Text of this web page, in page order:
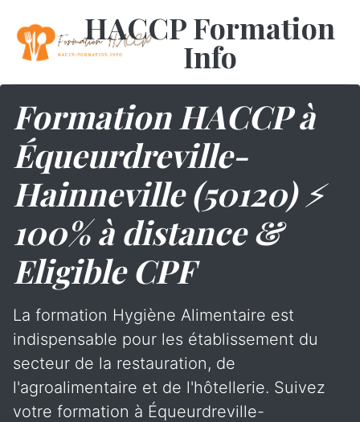
HACCP Formation
Info
Formation HACCP à
Équeurdreville-
Hainneville (50120) ⚡
100% à distance &
Eligible CPF
La formation Hygiène Alimentaire est
indispensable pour les établissement du
secteur de la restauration, de
l'agroalimentaire et de l'hôtellerie. Suivez
votre formation à Équeurdreville-